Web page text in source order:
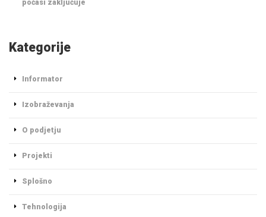
počasi zaključuje
Kategorije
Informator
Izobraževanja
O podjetju
Projekti
Splošno
Tehnologija